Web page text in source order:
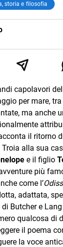
storia e filosofia
inglese,
Oggi sono
capolavori
per mare,
ma anche
il ritorno
alla sua
e il figlio
più
come l’
adattata,
Butcher e
qualcosa di
il poema
la voce